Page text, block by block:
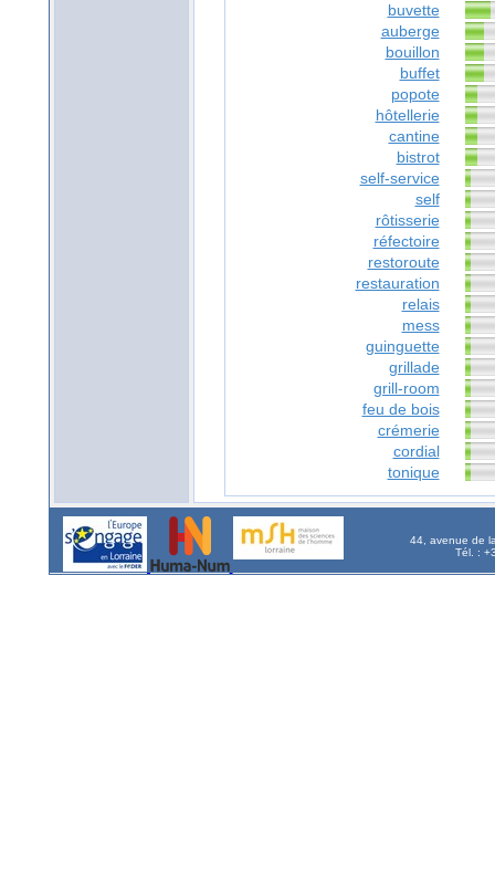
buvette
auberge
bouillon
buffet
popote
hôtellerie
cantine
bistrot
self-service
self
rôtisserie
réfectoire
restoroute
restauration
relais
mess
guinguette
grillade
grill-room
feu de bois
crémerie
cordial
tonique
44, avenue de
Tél. :